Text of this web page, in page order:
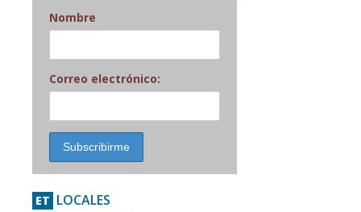
Nombre
Correo electrónico:
ET LOCALES